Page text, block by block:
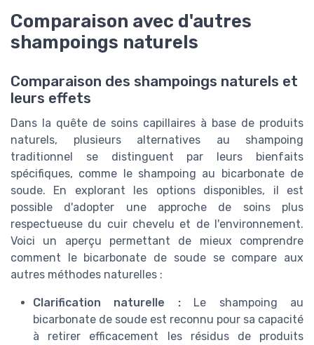
Comparaison avec d'autres
shampoings naturels
Comparaison des shampoings naturels et
leurs effets
Dans la quête de soins capillaires à base de produits
naturels, plusieurs alternatives au shampoing
traditionnel se distinguent par leurs bienfaits
spécifiques, comme le shampoing au bicarbonate de
soude. En explorant les options disponibles, il est
possible d'adopter une approche de soins plus
respectueuse du cuir chevelu et de l'environnement.
Voici un aperçu permettant de mieux comprendre
comment le bicarbonate de soude se compare aux
autres méthodes naturelles :
Clarification naturelle :Le shampoing au
bicarbonate de soude est reconnu pour sa capacité
à retirer efficacement les résidus de produits